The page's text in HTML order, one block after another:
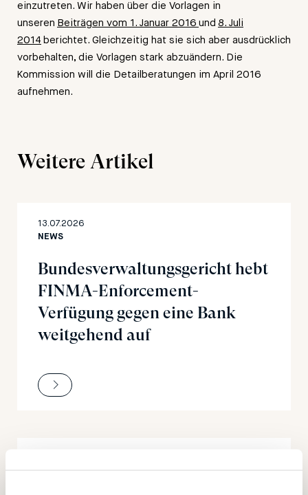
einzutreten. Wir haben über die Vorlagen in
unseren Beiträgen vom 1. Januar 2016 und 8. Juli
2014 berichtet. Gleichzeitig hat sie sich aber ausdrücklich
vorbehalten, die Vorlagen stark abzuändern. Die
Kommission will die Detailberatungen im April 2016
aufnehmen.
Weitere Artikel
13.07.2026
NEWS
Bundesverwaltungsgericht hebt
FINMA-Enforcement-
Verfügung gegen eine Bank
weitgehend auf